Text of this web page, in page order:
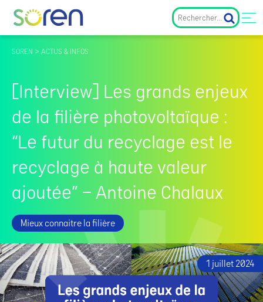
SOREN > ACTUS & INFOS
[Interview] Les grands enjeux
de la filière photovoltaïque :
“Le futur du recyclage est le
recyclage à haute valeur
ajoutée” – Antoine Chalaux
Mieux connaitre la filière
1 juillet 2024